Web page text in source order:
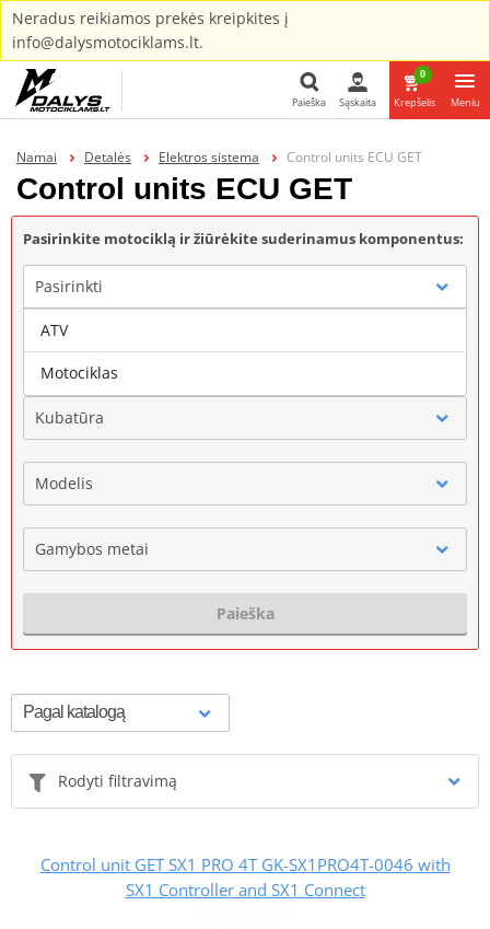
Neradus reikiamos prekės kreipkites į
info@dalysmotociklams.lt.
Paieška
Paieška Sąskaita
0
Krepšelis Meniu
Namai Detalės Elektros sistema Control units ECU GET
Control units ECU GET
Pasirinkite motociklą ir žiūrėkite suderinamus komponentus:
Pasirinkti
Gamintojas
Kubatūra
Modelis
Gamybos metai
Paieška
Rodyti filtravimą
Control unit GET SX1 PRO 4T GK-SX1PRO4T-0046 with
SX1 Controller and SX1 Connect
ATV
Motociklas